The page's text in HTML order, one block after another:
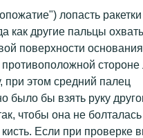
лопасть ракетки
как другие пальцы
поверхности
стороне
этом средний палец
было бы взять руку
чтобы она не болталась
Если при проверке